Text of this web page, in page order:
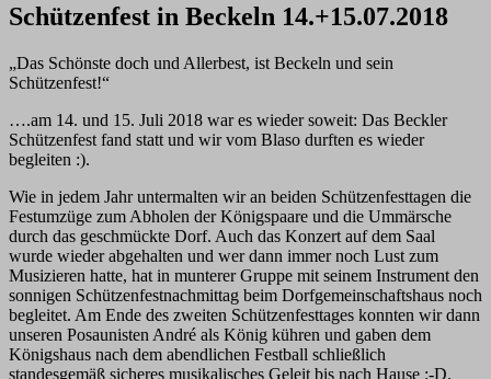
Schützenfest in Beckeln 14.+15.07.2018
„Das Schönste doch und Allerbest, ist Beckeln und sein
Schützenfest!“
….am 14. und 15. Juli 2018 war es wieder soweit: Das Beckler
Schützenfest fand statt und wir vom Blaso durften es wieder
begleiten :).
Wie in jedem Jahr untermalten wir an beiden Schützenfesttagen die
Festumzüge zum Abholen der Königspaare und die Ummärsche
durch das geschmückte Dorf. Auch das Konzert auf dem Saal
wurde wieder abgehalten und wer dann immer noch Lust zum
Musizieren hatte, hat in munterer Gruppe mit seinem Instrument den
sonnigen Schützenfestnachmittag beim Dorfgemeinschaftshaus noch
begleitet. Am Ende des zweiten Schützenfesttages konnten wir dann
unseren Posaunisten André als König kühren und gaben dem
Königshaus nach dem abendlichen Festball schließlich
standesgemäß sicheres musikalisches Geleit bis nach Hause :-D.